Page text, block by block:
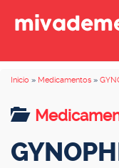
Inicio » Medicamentos »